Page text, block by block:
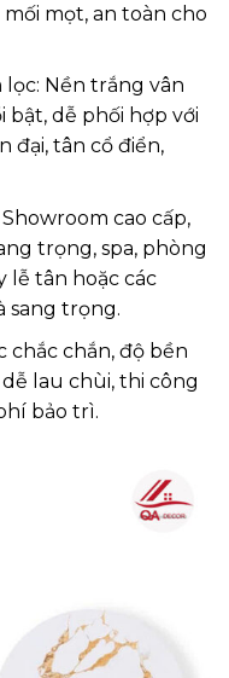
mọt, an toàn cho
lọc: Nền trắng vân
bật, dễ phối hợp với
đại, tân cổ điển,
cao cấp,
trọng, spa, phòng
lễ tân hoặc các
sang trọng.
chắc chắn, độ bền
lau chùi, thi công
bảo trì.